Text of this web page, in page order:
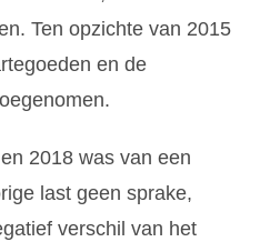
Ten opzichte van 2015
en de
2018 was van een
last geen sprake,
verschil van het